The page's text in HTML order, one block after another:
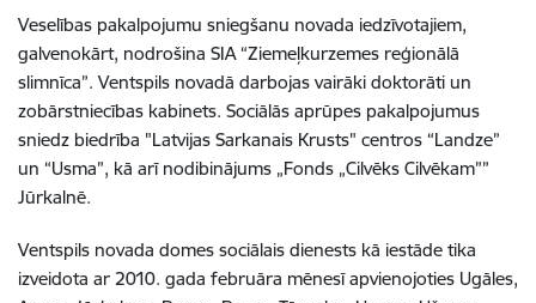
Veselības pakalpojumu sniegšanu novada iedzīvotajiem,
galvenokārt, nodrošina SIA “Ziemeļkurzemes reģionālā
slimnīca”. Ventspils novadā darbojas vairāki doktorāti un
zobārstniecības kabinets. Sociālās aprūpes pakalpojumus
sniedz biedrība "Latvijas Sarkanais Krusts" centros “Landze”
un “Usma”, kā arī nodibinājums „Fonds „Cilvēks Cilvēkam””
Jūrkalnē.
Ventspils novada domes sociālais dienests kā iestāde tika
izveidota ar 2010. gada februāra mēnesī apvienojoties Ugāles,